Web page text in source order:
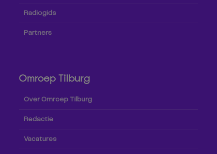
Radiogids
Partners
Omroep Tilburg
Over Omroep Tilburg
Redactie
Vacatures